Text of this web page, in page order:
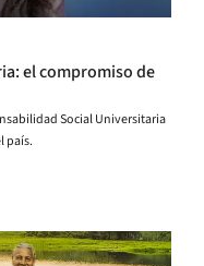
el compromiso de
Social Universitaria
país.